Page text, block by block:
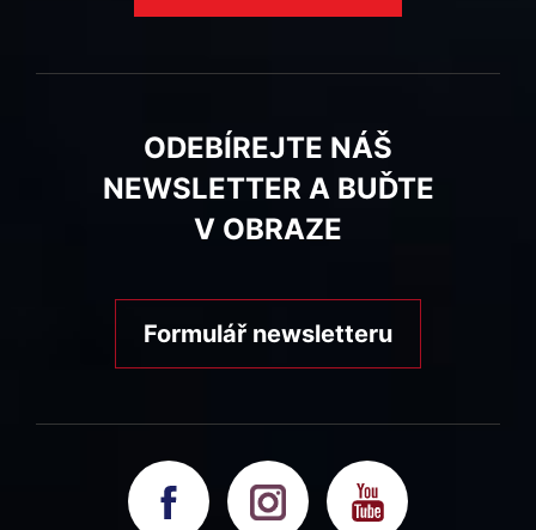
ODEBÍREJTE NÁŠ
NEWSLETTER A BUĎTE
V OBRAZE
Formulář newsletteru